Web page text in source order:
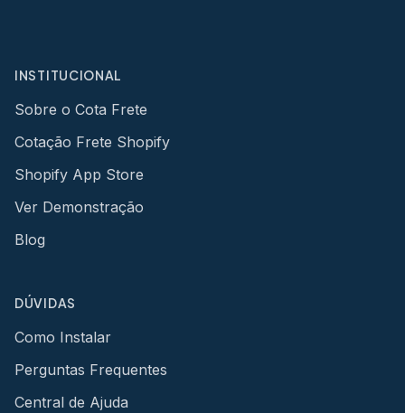
INSTITUCIONAL
Sobre o Cota Frete
Cotação Frete Shopify
Shopify App Store
Ver Demonstração
Blog
DÚVIDAS
Como Instalar
Perguntas Frequentes
Central de Ajuda